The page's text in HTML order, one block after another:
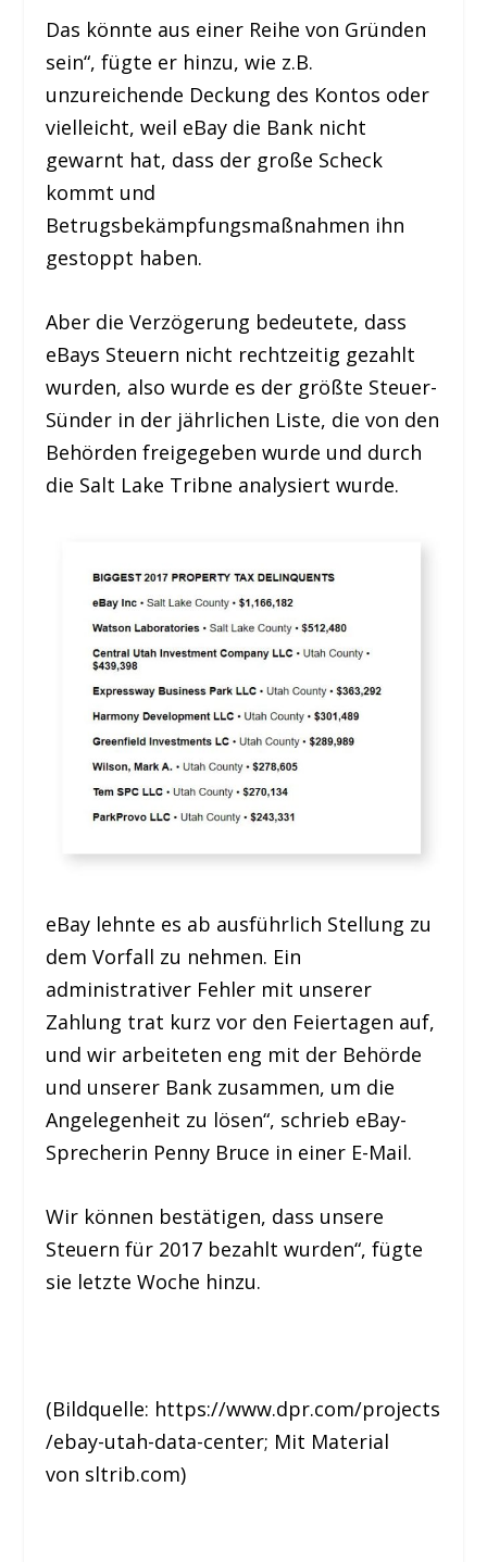
Das könnte aus einer Reihe von Gründen
sein“, fügte er hinzu, wie z.B.
unzureichende Deckung des Kontos oder
vielleicht, weil eBay die Bank nicht
gewarnt hat, dass der große Scheck
kommt und
Betrugsbekämpfungsmaßnahmen ihn
gestoppt haben.
Aber die Verzögerung bedeutete, dass
eBays Steuern nicht rechtzeitig gezahlt
wurden, also wurde es der größte Steuer-
Sünder in der jährlichen Liste, die von den
Behörden freigegeben wurde und durch
die Salt Lake Tribne analysiert wurde.
eBay lehnte es ab ausführlich Stellung zu
dem Vorfall zu nehmen. Ein
administrativer Fehler mit unserer
Zahlung trat kurz vor den Feiertagen auf,
und wir arbeiteten eng mit der Behörde
und unserer Bank zusammen, um die
Angelegenheit zu lösen“, schrieb eBay-
Sprecherin Penny Bruce in einer E-Mail.
Wir können bestätigen, dass unsere
Steuern für 2017 bezahlt wurden“, fügte
sie letzte Woche hinzu.
(Bildquelle: https://www.dpr.com/projects
/ebay-utah-data-center; Mit Material
von sltrib.com)